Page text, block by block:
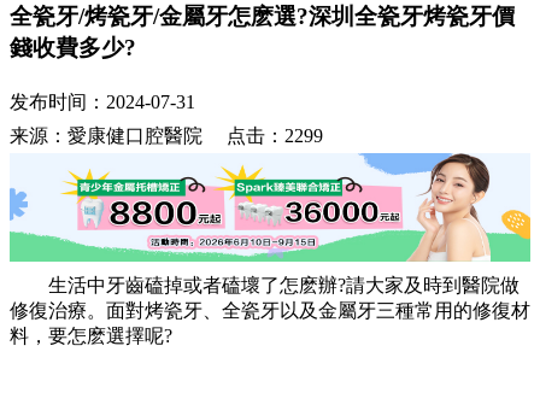
全瓷牙/烤瓷牙/金屬牙怎麽選?深圳全瓷牙烤瓷牙價
錢收費多少?
发布时间：2024-07-31
来源：愛康健口腔醫院 点击：2299
生活中牙齒磕掉或者磕壞了怎麽辦?請大家及時到醫院做
修復治療。面對烤瓷牙、全瓷牙以及金屬牙三種常用的修復材
料，要怎麽選擇呢?